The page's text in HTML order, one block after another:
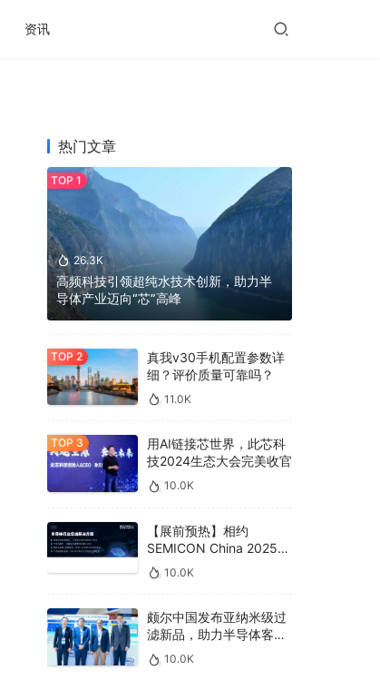
资讯
热门文章
26.3K
高频科技引领超纯水技术创新，助力半
导体产业迈向“芯”高峰
真我v30手机配置参数详
细？评价质量可靠吗？
11.0K
用AI链接芯世界，此芯科
技2024生态大会完美收官
10.0K
【展前预热】相约
SEMICON China 2025，
德克威尔总线解决方案革
新助力半导体设备高效升
10.0K
颇尔中国发布亚纳米级过
滤新品，助力半导体客户
良率提升
10.0K